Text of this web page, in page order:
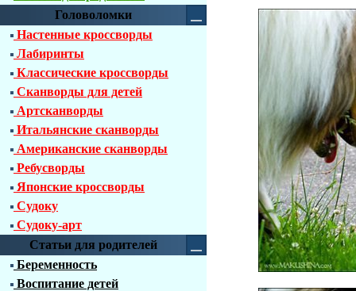
Головоломки
Настенные кроссворды
Лабиринты
Классические кроссворды
Сканворды для детей
Артсканворды
Итальянские сканворды
Американские сканворды
Ребусворды
Японские кроссворды
Судоку
Судоку-арт
Статьи для родителей
Беременность
Воспитание детей